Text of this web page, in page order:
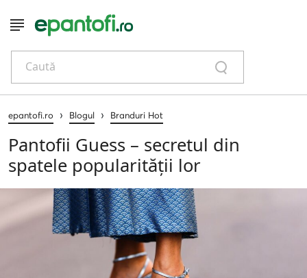
Caută
epantofi.ro › Blogul › Branduri Hot
Pantofii Guess – secretul din
spatele popularității lor